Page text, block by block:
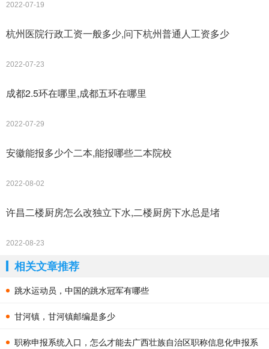
2022-07-19
杭州医院行政工资一般多少,问下杭州普通人工资多少
2022-07-23
成都2.5环在哪里,成都五环在哪里
2022-07-29
安徽能报多少个二本,能报哪些二本院校
2022-08-02
许昌二楼厨房怎么改独立下水,二楼厨房下水总是堵
2022-08-23
相关文章推荐
跳水运动员，中国的跳水冠军有哪些
甘河镇，甘河镇邮编是多少
职称申报系统入口，怎么才能去广西壮族自治区职称信息化申报系